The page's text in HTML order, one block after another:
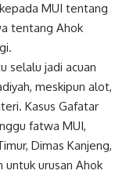
MUI tentang
tentang Ahok
selalu jadi acuan
meskipun alot,
Kasus Gafatar
fatwa MUI,
Dimas Kanjeng,
urusan Ahok